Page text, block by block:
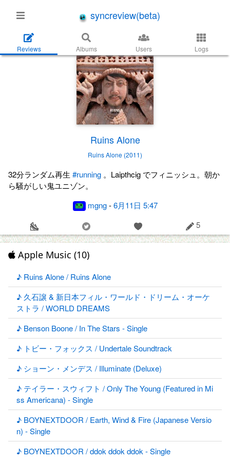
syncreview(beta)
Reviews Albums Users Logs
Ruins Alone
Ruins Alone (2011)
32分ランダム再生 #running 。Laipthcig でフィニッシュ。朝か
ら騒がしい鬼ユニゾン。
mgng-6月11日 5:47
5
Apple Music (10)
♪ Ruins Alone / Ruins Alone
♪ 久石譲 & 新日本フィル・ワールド・ドリーム・オーケ
ストラ / WORLD DREAMS
♪ Benson Boone / In The Stars - Single
♪ トビー・フォックス / Undertale Soundtrack
♪ ショーン・メンデス / Illuminate (Deluxe)
♪ テイラー・スウィフト / Only The Young (Featured in Mi
ss Americana) - Single
♪ BOYNEXTDOOR / Earth, Wind & Fire (Japanese Versio
n) - Single
♪ BOYNEXTDOOR / ddok ddok ddok - Single